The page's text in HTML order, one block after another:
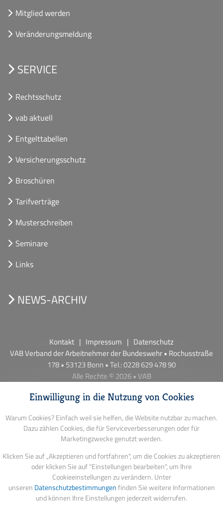
Einwilligung in die Nutzung von Cookies
Warum Cookies? Einfach weil sie helfen, die Website nutzbar zu machen.
Dazu zählen Cookies, die für Serviceverbesserungen oder für
Marketingzwecke genutzt werden.
Klicken Sie auf „Akzeptieren und fortfahren", um die Cookies zu akzeptieren
oder klicken Sie auf "Einstellungen bearbeiten", um Ihre
Cookieeinstellungen zu verändern. Unter
unseren Datenschutzbestimmungenfinden Sie weitere Informationen
und können Ihre Einstellungen jederzeit widerrufen.
Mitglied werden
Veränderungsmeldung
SERVICE
Rechtsschutz
vab aktuell
Entgelttabellen
Versicherungsschutz
Broschüren
Tarifverträge
Musterschreiben
Seminare
Links
NEWS-ARCHIV
Kontakt Impressum
Datenschutz
VAB Verband der Arbeitnehmer der Bundeswehr • Rochusstraße
178 • 53123 Bonn • Tel.: 0228 629 478 90
Alle Rechte © 2026 • VAB